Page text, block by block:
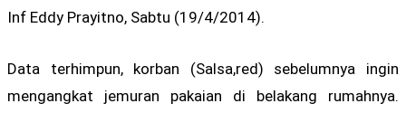
Inf Eddy Prayitno, Sabtu (19/4/2014).
Data terhimpun, korban (Salsa,red) sebelumnya ingin
mengangkat jemuran pakaian di belakang rumahnya.